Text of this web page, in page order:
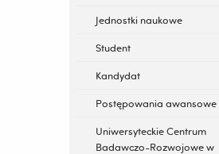
Jednostki naukowe
Student
Kandydat
Postępowania awansowe
Uniwersyteckie Centrum
Badawczo-Rozwojowe w